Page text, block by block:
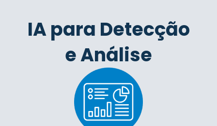
IA para Detecção
e Análise